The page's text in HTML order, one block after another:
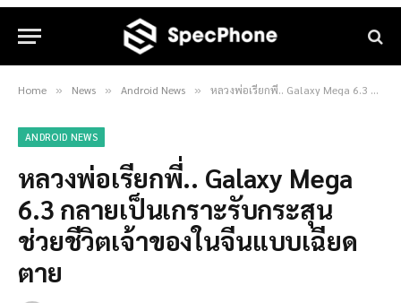
Home » News » Android News » หลวงพ่อเรียกพี่.. Galaxy Mega 6.3 กลายเป็นเกราะรับกระสุน ช่วยชีวิตเจ้าของในจีนแบบเฉียดตาย
ANDROID NEWS
หลวงพ่อเรียกพี่.. Galaxy Mega
6.3 กลายเป็นเกราะรับกระสุน
ช่วยชีวิตเจ้าของในจีนแบบเฉียด
ตาย